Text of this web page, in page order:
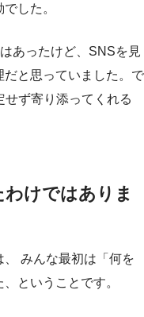
した。
あったけど、SNSを見
だと思っていました。で
せず寄り添ってくれる
けではありま
みんな最初は「何を
ということです。